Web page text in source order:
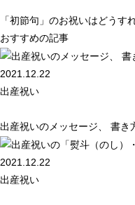
「初節句」のお祝いはどうす
おすすめの記事
2021.12.22
出産祝い
出産祝いのメッセージ、 書き
2021.12.22
出産祝い